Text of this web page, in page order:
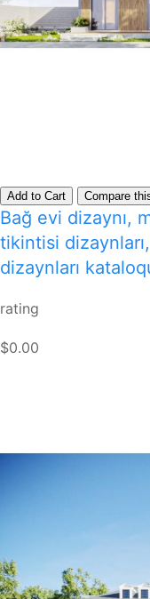
Add to Cart Compare
Bağ evi dizaynı,
tikintisi
dizaynları
rating
$0.00